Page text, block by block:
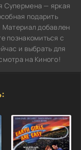
Супермена — яркая
подарить
Материал добавлен
познакомиться с
и выбрать для
на Киного!